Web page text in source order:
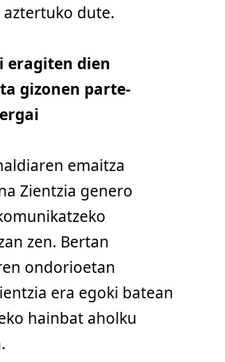
dute.
eragiten dien
gizonen parte-
emaitza
Zientzia genero
zen. Bertan
ondorioetan
era egoki batean
hainbat aholku